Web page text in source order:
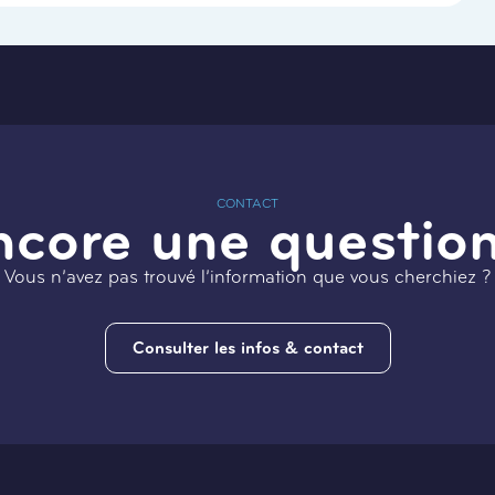
CONTACT
une
Vous n’avez pas trouvé l’information que vous cherchiez ?
Consulter les infos & contact